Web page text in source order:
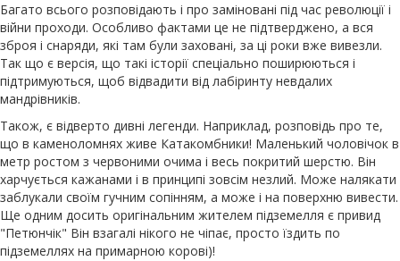
Багато всього розповідають і про заміновані під час революції і
війни проходи. Особливо фактами це не підтверджено, а вся
зброя і снаряди, які там були заховані, за ці роки вже вивезли.
Так що є версія, що такі історії спеціально поширюються і
підтримуються, щоб відвадити від лабіринту невдалих
мандрівників.
Також, є відверто дивні легенди. Наприклад, розповідь про те,
що в каменоломнях живе Катакомбники! Маленький чоловічок в
метр ростом з червоними очима і весь покритий шерстю. Він
харчується кажанами і в принципі зовсім незлий. Може налякати
заблукали своїм гучним сопінням, а може і на поверхню вивести.
Ще одним досить оригінальним жителем підземелля є привид
"Петюнчік" Він взагалі нікого не чіпає, просто їздить по
підземеллях на примарною корові)!